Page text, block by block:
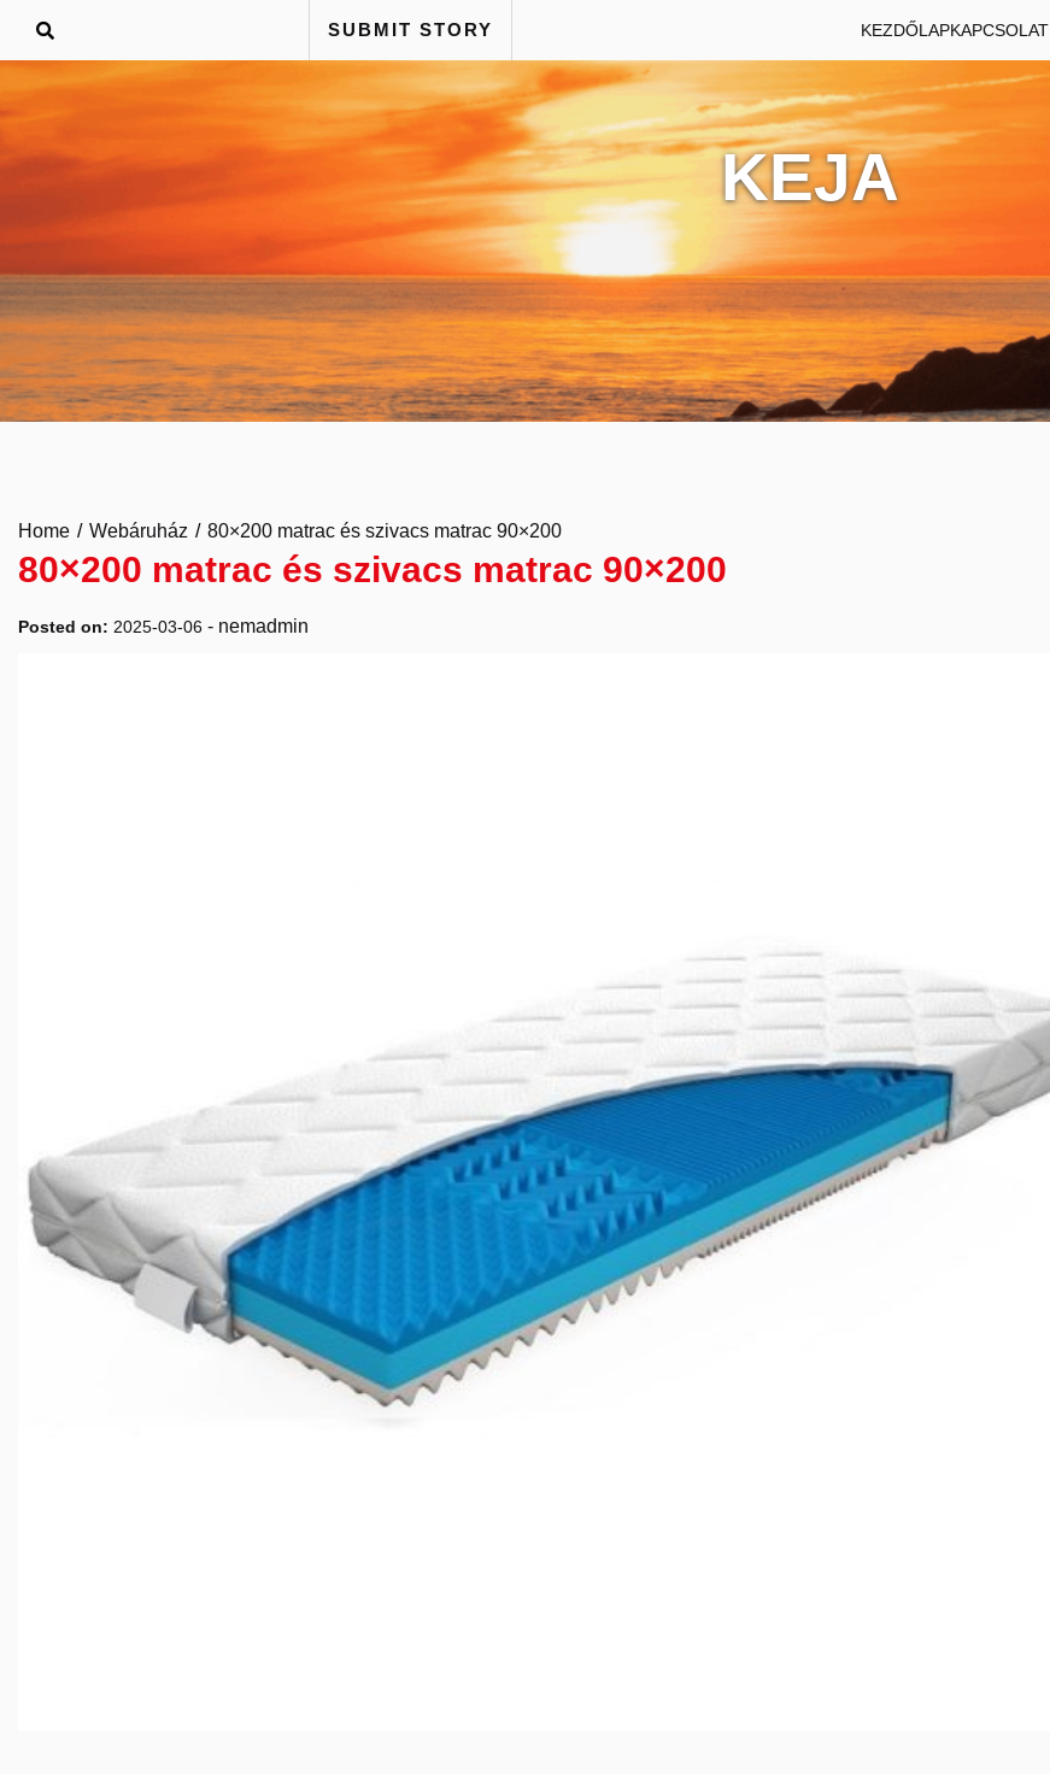
content
SUBMIT STORY KEZDŐLAPKAPCSOLAT
KEJA
Home Webáruház 80×200 matrac és szivacs matrac 90×200
80×200 matrac és szivacs matrac 90×200
Posted on: 2025-03-06 - nemadmin